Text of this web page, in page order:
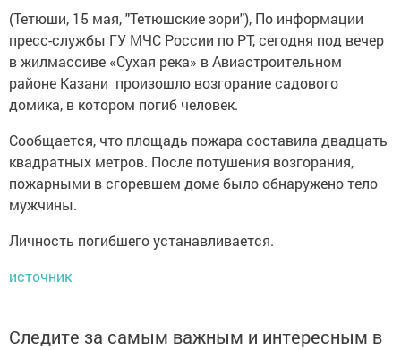
(Тетюши, 15 мая, "Тетюшские зори"), По информации
пресс-службы ГУ МЧС России по РТ, сегодня под вечер
в жилмассиве «Сухая река» в Авиастроительном
районе Казани произошло возгорание садового
домика, в котором погиб человек.
Сообщается, что площадь пожара составила двадцать
квадратных метров. После потушения возгорания,
пожарными в сгоревшем доме было обнаружено тело
мужчины.
Личность погибшего устанавливается.
источник
Следите за самым важным и интересным в